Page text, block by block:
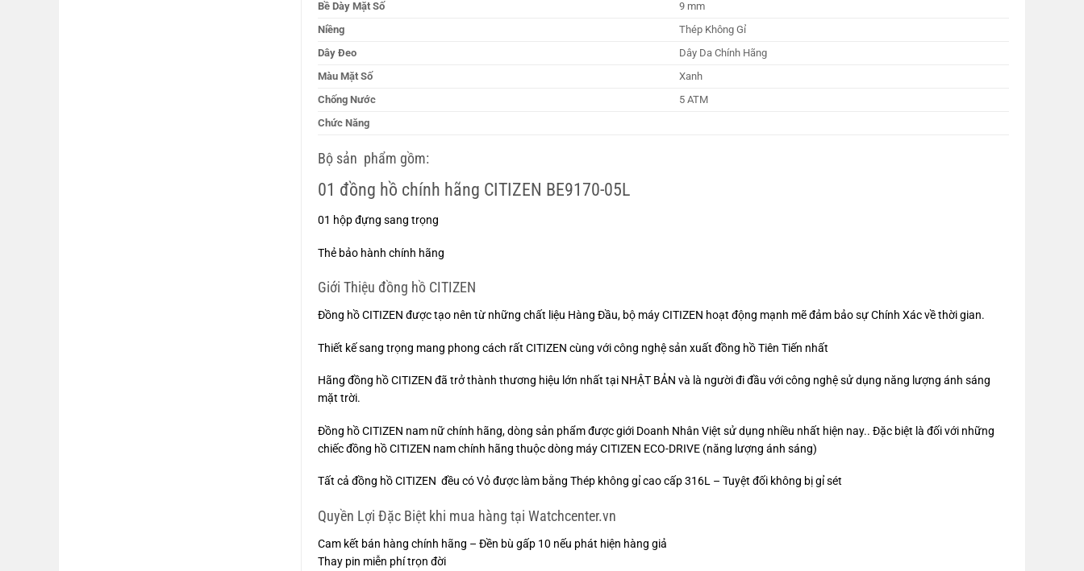
Bề Dày Mặt Số
9 mm
Niềng
Thép Không Gỉ
Dây Đeo
Dây Da Chính Hãng
Màu Mặt Số
Xanh
Chống Nước
5 ATM
Chức Năng
Bộ sản phẩm gồm:
01 đồng hồ chính hãng CITIZEN BE9170-05L
01 hộp đựng sang trọng
Thẻ bảo hành chính hãng
Giới Thiệu đồng hồ CITIZEN
Đồng hồ CITIZEN được tạo nên từ những chất liệu Hàng Đầu, bộ máy CITIZEN hoạt động mạnh mẽ đảm bảo sự Chính Xác về thời gian.
Thiết kế sang trọng mang phong cách rất CITIZEN cùng với công nghệ sản xuất đồng hồ Tiên Tiến nhất
Hãng đồng hồ CITIZEN đã trở thành thương hiệu lớn nhất tại NHẬT BẢN và là người đi đầu với công nghệ sử dụng năng lượng ánh sáng
mặt trời.
Đồng hồ CITIZEN nam nữ chính hãng, dòng sản phẩm được giới Doanh Nhân Việt sử dụng nhiều nhất hiện nay.. Đặc biệt là đối với những
chiếc đồng hồ CITIZEN nam chính hãng thuộc dòng máy CITIZEN ECO-DRIVE (năng lượng ánh sáng)
Tất cả đồng hồ CITIZEN đều có Vỏ được làm bằng Thép không gỉ cao cấp 316L – Tuyệt đối không bị gỉ sét
Quyền Lợi Đặc Biệt khi mua hàng tại Watchcenter.vn
Cam kết bán hàng chính hãng – Đền bù gấp 10 nếu phát hiện hàng giả
Thay pin miễn phí trọn đời